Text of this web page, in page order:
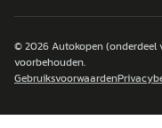
© 2026Autokopen(onderdeel
voorbehouden.
Gebruiksvoorwaarden